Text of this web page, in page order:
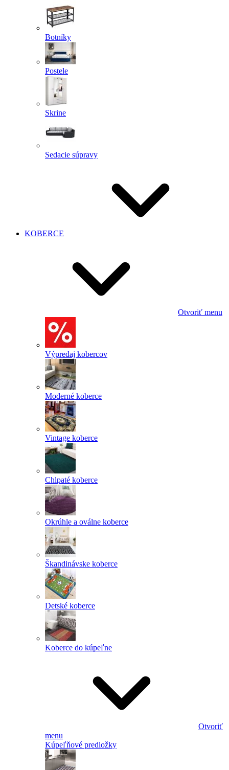
Botníky
Postele
Skrine
Sedacie súpravy
KOBERCE
Otvoriť menu
Výpredaj kobercov
Moderné koberce
Vintage koberce
Chlpaté koberce
Okrúhle a oválne koberce
Škandinávske koberce
Detské koberce
Koberce do kúpeľne
Otvoriť
menu
Kúpeľňové predložky